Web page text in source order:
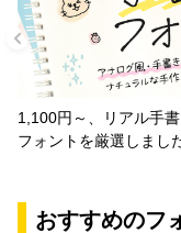
1,100円～、リアル手
フォントを厳選しまし
おすすめのフ